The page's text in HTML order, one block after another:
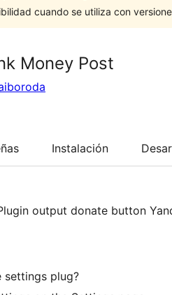
cuando se utiliza con
Money Post
Instalación
output donate button
settings plug?